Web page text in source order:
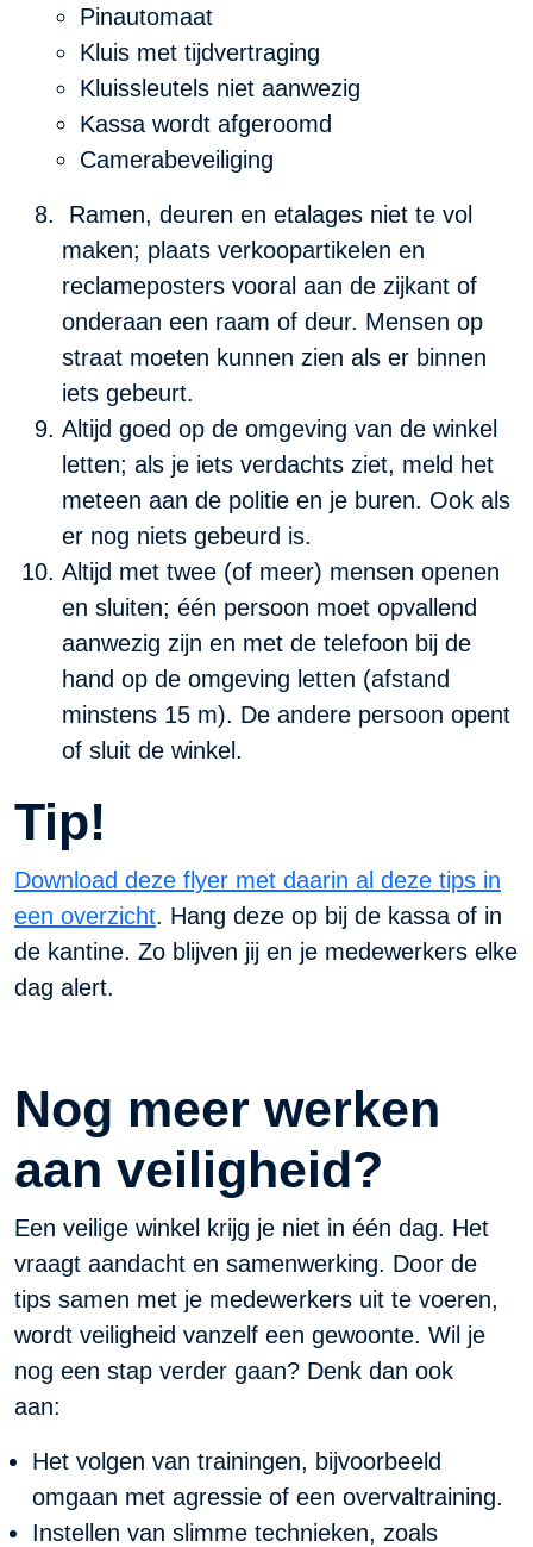
Pinautomaat
Kluis met tijdvertraging
Kluissleutels niet aanwezig
Kassa wordt afgeroomd
Camerabeveiliging
Ramen, deuren en etalages niet te vol
maken; plaats verkoopartikelen en
reclameposters vooral aan de zijkant of
onderaan een raam of deur. Mensen op
straat moeten kunnen zien als er binnen
iets gebeurt.
Altijd goed op de omgeving van de winkel
letten; als je iets verdachts ziet, meld het
meteen aan de politie en je buren. Ook als
er nog niets gebeurd is.
Altijd met twee (of meer) mensen openen
en sluiten; één persoon moet opvallend
aanwezig zijn en met de telefoon bij de
hand op de omgeving letten (afstand
minstens 15 m). De andere persoon opent
of sluit de winkel.
Tip!
Download deze flyer met daarin al deze tips in
een overzicht. Hang deze op bij de kassa of in
de kantine. Zo blijven jij en je medewerkers elke
dag alert.
Nog meer werken
aan veiligheid?
Een veilige winkel krijg je niet in één dag. Het
vraagt aandacht en samenwerking. Door de
tips samen met je medewerkers uit te voeren,
wordt veiligheid vanzelf een gewoonte. Wil je
nog een stap verder gaan? Denk dan ook
aan:
Het volgen van trainingen, bijvoorbeeld
omgaan met agressie of een overvaltraining.
Instellen van slimme technieken, zoals